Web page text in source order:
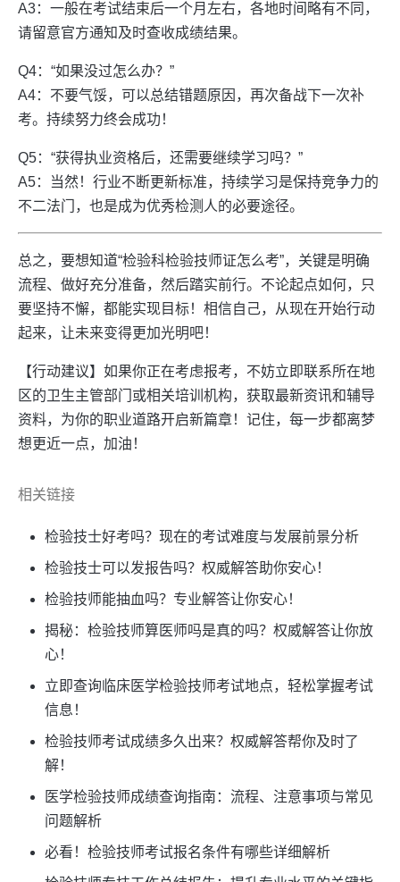
A3：一般在考试结束后一个月左右，各地时间略有不同，
请留意官方通知及时查收成绩结果。
Q4：“如果没过怎么办？”
A4：不要气馁，可以总结错题原因，再次备战下一次补
考。持续努力终会成功！
Q5：“获得执业资格后，还需要继续学习吗？”
A5：当然！行业不断更新标准，持续学习是保持竞争力的
不二法门，也是成为优秀检测人的必要途径。
总之，要想知道“检验科检验技师证怎么考”，关键是明确
流程、做好充分准备，然后踏实前行。不论起点如何，只
要坚持不懈，都能实现目标！相信自己，从现在开始行动
起来，让未来变得更加光明吧！
【行动建议】如果你正在考虑报考，不妨立即联系所在地
区的卫生主管部门或相关培训机构，获取最新资讯和辅导
资料，为你的职业道路开启新篇章！记住，每一步都离梦
想更近一点，加油！
相关链接
检验技士好考吗？现在的考试难度与发展前景分析
检验技士可以发报告吗？权威解答助你安心！
检验技师能抽血吗？专业解答让你安心！
揭秘：检验技师算医师吗是真的吗？权威解答让你放
心！
立即查询临床医学检验技师考试地点，轻松掌握考试
信息！
检验技师考试成绩多久出来？权威解答帮你及时了
解！
医学检验技师成绩查询指南：流程、注意事项与常见
问题解析
必看！检验技师考试报名条件有哪些详细解析